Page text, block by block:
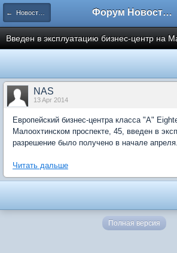
← Новости рынка недвижимости Форум Новостройки
Введен в эксплуатацию бизнес-центр на
NAS
13 Apr 2014
Европейский бизнес-центра класса "А"
Малоохтинском проспекте, 45, введен в
разрешение было получено в начале апреля.
Читать дальше
Полная версия